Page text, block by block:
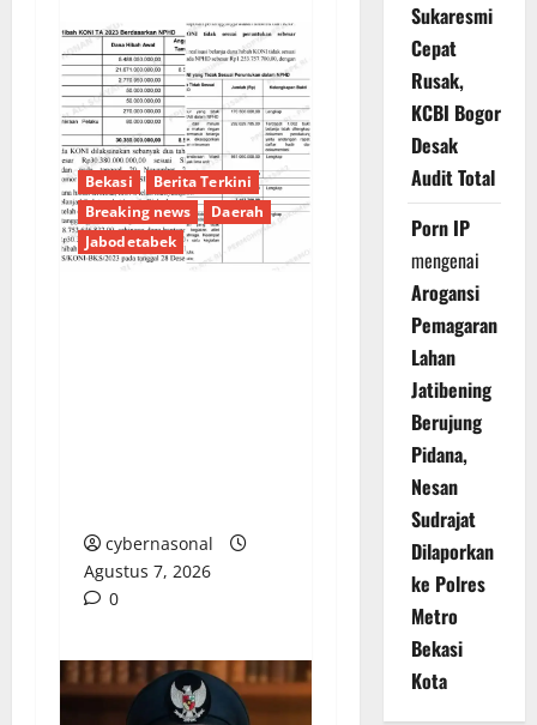
Bekasi
Berita Terkini
Breaking news
Daerah
Jabodetabek
cybernasonal
Agustus 7, 2026
0
Sukaresmi
Cepat
Rusak,
KCBI Bogor
Desak
Audit Total
Porn IP
mengenai
Arogansi
Pemagaran
Lahan
Jatibening
Berujung
Pidana,
Nesan
Sudrajat
Dilaporkan
ke Polres
Metro
Bekasi
Kota